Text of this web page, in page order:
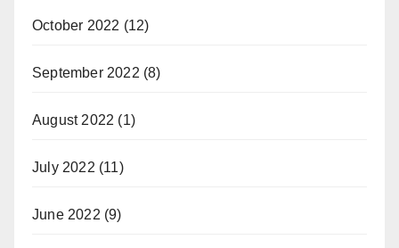
October 2022 (12)
September 2022 (8)
August 2022 (1)
July 2022 (11)
June 2022 (9)